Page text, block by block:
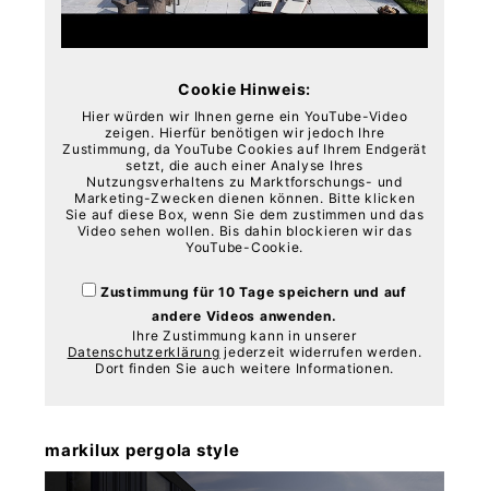
Cookie Hinweis:
Hier würden wir Ihnen gerne ein YouTube-Video
zeigen. Hierfür benötigen wir jedoch Ihre
Zustimmung, da YouTube Cookies auf Ihrem Endgerät
setzt, die auch einer Analyse Ihres
Nutzungsverhaltens zu Marktforschungs- und
Marketing-Zwecken dienen können. Bitte klicken
Sie auf diese Box, wenn Sie dem zustimmen und das
Video sehen wollen. Bis dahin blockieren wir das
YouTube-Cookie.
Zustimmung für 10 Tage speichern und auf
andere Videos anwenden.
Ihre Zustimmung kann in unserer
Datenschutzerklärung jederzeit widerrufen werden.
Dort finden Sie auch weitere Informationen.
markilux pergola style